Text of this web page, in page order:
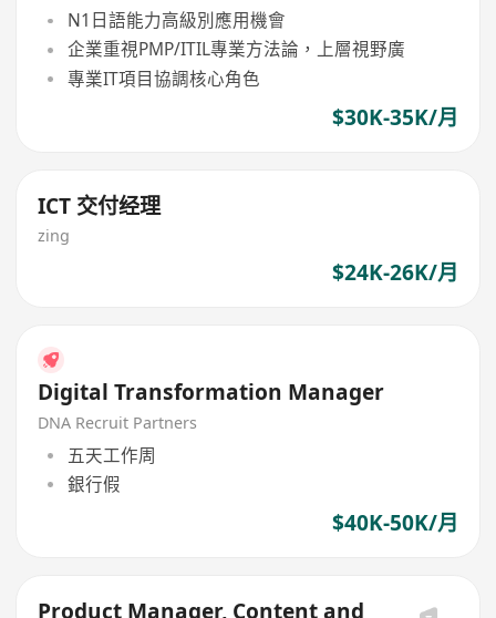
N1日語能力高級別應用機會
企業重視PMP/ITIL專業方法論，上層視野廣
專業IT項目協調核心角色
$30K-35K/月
ICT 交付经理
zing
$24K-26K/月
Digital Transformation Manager
DNA Recruit Partners
五天工作周
銀行假
$40K-50K/月
Product Manager, Content and